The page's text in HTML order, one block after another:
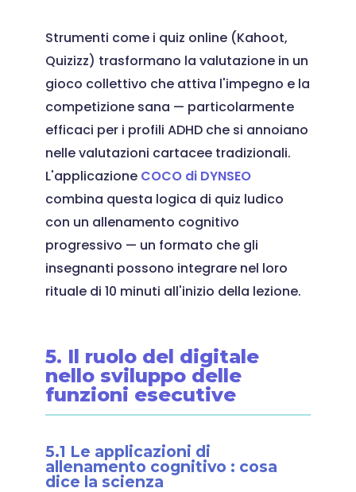
Strumenti come i quiz online (Kahoot,
Quizizz) trasformano la valutazione in un
gioco collettivo che attiva l'impegno e la
competizione sana — particolarmente
efficaci per i profili ADHD che si annoiano
nelle valutazioni cartacee tradizionali.
L'applicazione COCO di DYNSEO
combina questa logica di quiz ludico
con un allenamento cognitivo
progressivo — un formato che gli
insegnanti possono integrare nel loro
rituale di 10 minuti all'inizio della lezione.
5. Il ruolo del digitale
nello sviluppo delle
funzioni esecutive
5.1 Le applicazioni di
allenamento cognitivo : cosa
dice la scienza